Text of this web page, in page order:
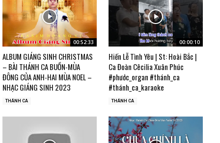
00:52:33
ALBUM GIÁNG SINH CHRISTMAS
– BÀI THÁNH CA BUỒN-MÙA
ĐÔNG CỦA ANH-HAI MÙA NOEL –
NHẠC GIÁNG SINH 2023
THÁNH CA
00:00:10
Hiến Lễ Tình Yêu | St: Hoài Bắc |
Ca Đoàn Cêcilia Xuân Phúc
#phước_organ #thánh_ca
#thánh_ca_karaoke
THÁNH CA